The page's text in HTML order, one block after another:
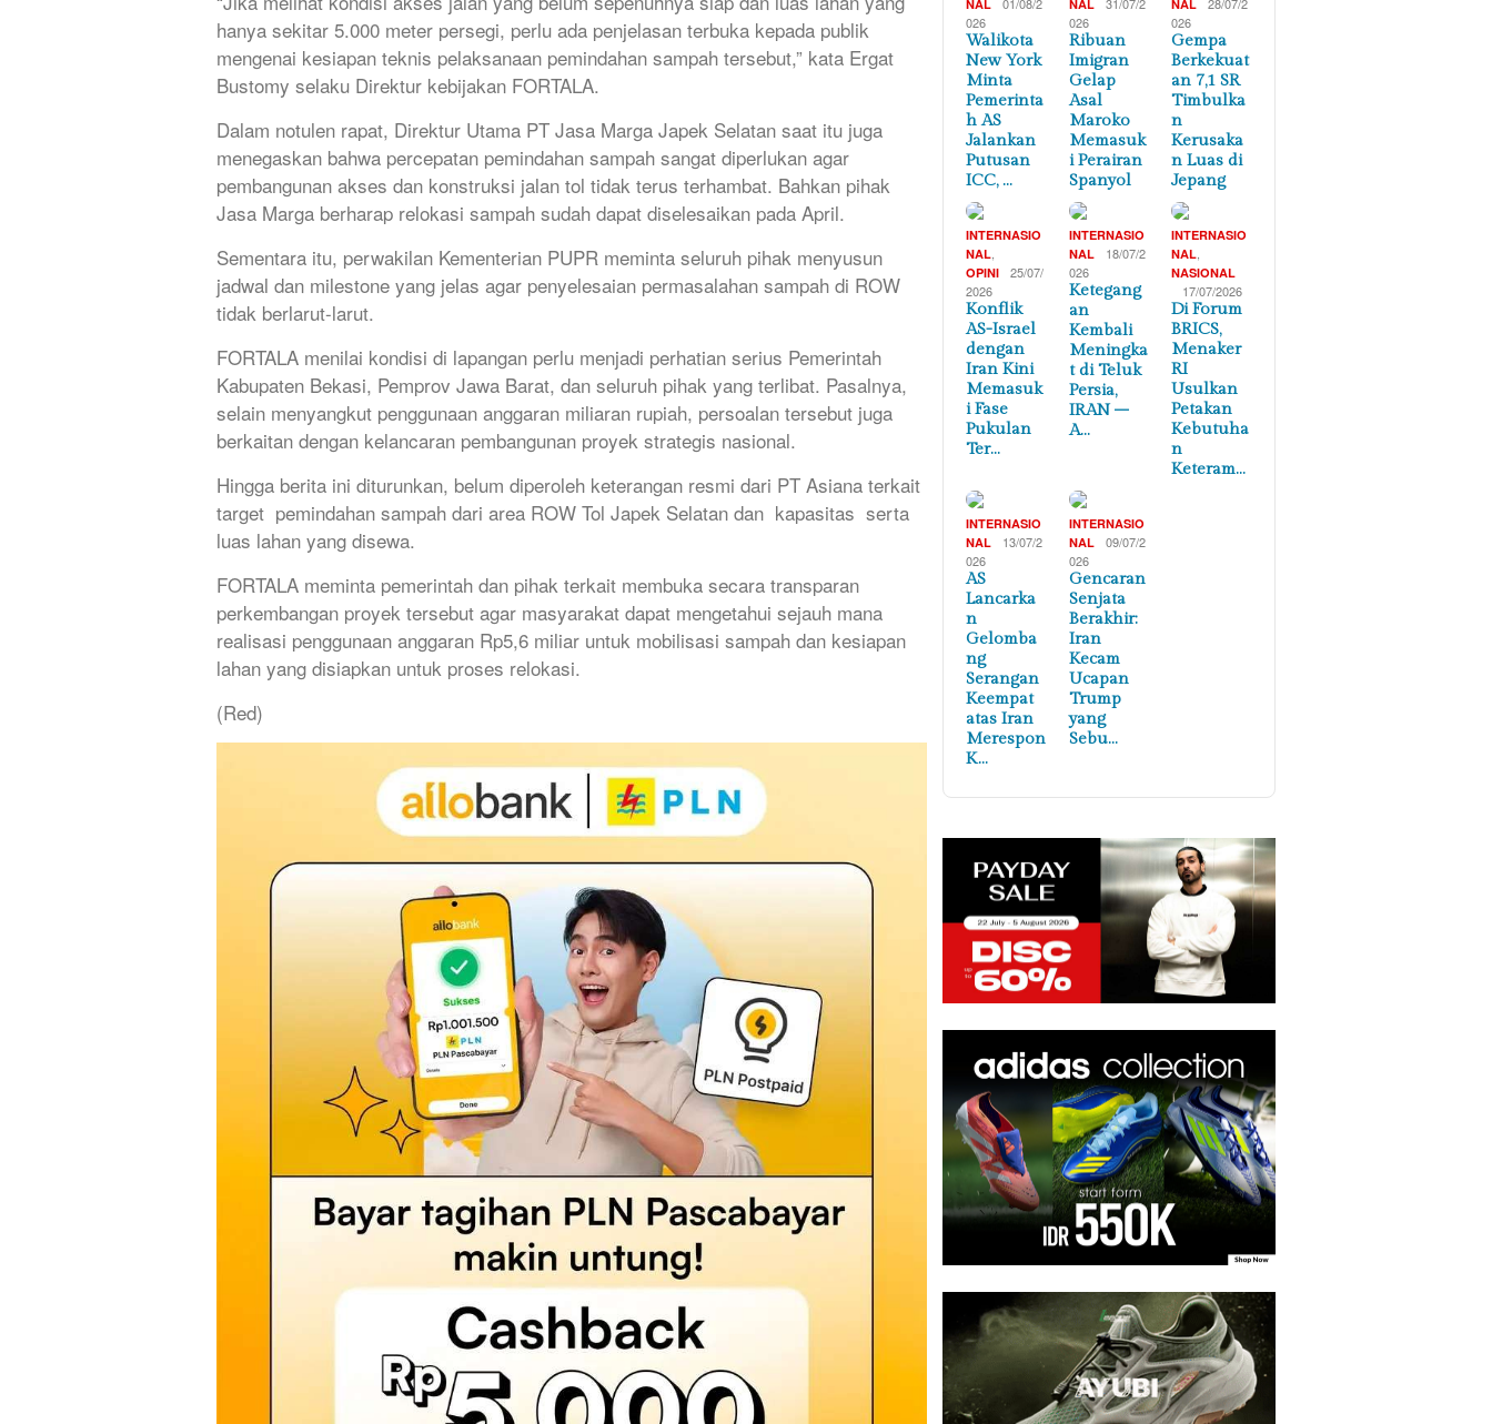
hanya sekitar 5.000 meter persegi, perlu ada penjelasan terbuka kepada publik
mengenai kesiapan teknis pelaksanaan pemindahan sampah tersebut,” kata Ergat
Bustomy selaku Direktur kebijakan FORTALA.
Dalam notulen rapat, Direktur Utama PT Jasa Marga Japek Selatan saat itu juga
menegaskan bahwa percepatan pemindahan sampah sangat diperlukan agar
pembangunan akses dan konstruksi jalan tol tidak terus terhambat. Bahkan pihak
Jasa Marga berharap relokasi sampah sudah dapat diselesaikan pada April.
Sementara itu, perwakilan Kementerian PUPR meminta seluruh pihak menyusun
jadwal dan milestone yang jelas agar penyelesaian permasalahan sampah di ROW
tidak berlarut-larut.
FORTALA menilai kondisi di lapangan perlu menjadi perhatian serius Pemerintah
Kabupaten Bekasi, Pemprov Jawa Barat, dan seluruh pihak yang terlibat. Pasalnya,
selain menyangkut penggunaan anggaran miliaran rupiah, persoalan tersebut juga
berkaitan dengan kelancaran pembangunan proyek strategis nasional.
Hingga berita ini diturunkan, belum diperoleh keterangan resmi dari PT Asiana terkait
target pemindahan sampah dari area ROW Tol Japek Selatan dan kapasitas serta
luas lahan yang disewa.
FORTALA meminta pemerintah dan pihak terkait membuka secara transparan
perkembangan proyek tersebut agar masyarakat dapat mengetahui sejauh mana
realisasi penggunaan anggaran Rp5,6 miliar untuk mobilisasi sampah dan kesiapan
lahan yang disiapkan untuk proses relokasi.
(Red)
NAL
026
Walikota
New York
Minta
Pemerinta
h AS
Jalankan
Putusan
ICC, …
NAL
026
Ribuan
Imigran
Gelap
Asal
Maroko
Memasuk
i Perairan
Spanyol
NAL
026
Gempa
Berkekuat
an 7,1 SR
Timbulka
n
Kerusaka
n Luas di
Jepang
INTERNASIO
NAL
OPINI
25/07/
2026
Konflik
AS-Israel
dengan
Iran Kini
Memasuk
i Fase
Pukulan
Ter…
INTERNASIO
NAL
18/07/2
026
Ketegang
an
Kembali
Meningka
t di Teluk
Persia,
IRAN –
A…
INTERNASIO
NAL
NASIONAL
17/07/2026
Di Forum
BRICS,
Menaker
RI
Usulkan
Petakan
Kebutuha
n
Keteram…
INTERNASIO
NAL
13/07/2
026
AS
Lancarka
n
Gelomba
ng
Serangan
Keempat
atas Iran
Merespon
K…
INTERNASIO
NAL
09/07/2
026
Gencaran
Senjata
Berakhir:
Iran
Kecam
Ucapan
Trump
yang
Sebu…